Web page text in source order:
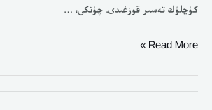
كۈچلۈك تەسىر قوزغىدى. چۈنكى، …
Read More »